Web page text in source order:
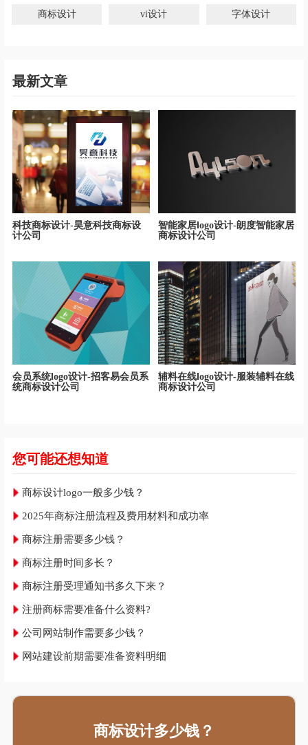
商标设计 vi设计 字体设计
最新文章
科技商标设计-昊意科技商标设
计公司
智能家居logo设计-朗度智能家居
商标设计公司
会员系统logo设计-招客易会员系
统商标设计公司
辅料在线logo设计-服装辅料在线
商标设计公司
您可能还想知道
商标设计logo一般多少钱？
2025年商标注册流程及费用材料和成功率
商标注册需要多少钱？
商标注册时间多长？
商标注册受理通知书多久下来？
注册商标需要准备什么资料?
公司网站制作需要多少钱？
网站建设前期需要准备资料明细
商标设计多少钱？